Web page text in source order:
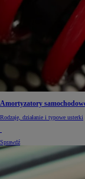
Amortyzatory
Rodzaje, działanie i typowe usterki
Sprawdź